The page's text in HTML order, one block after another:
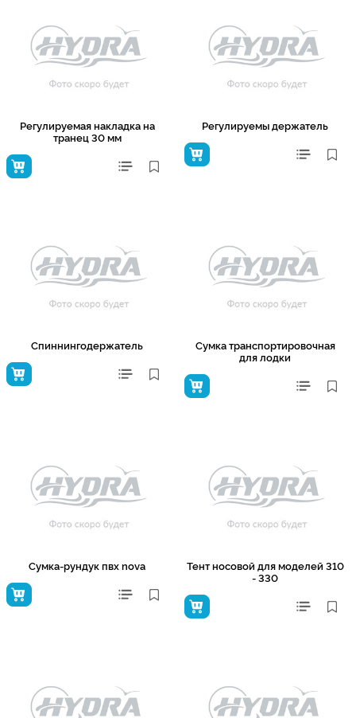
Регулируемая накладка на
транец 30 мм
Регулируемы держатель
Спиннингодержатель
Сумка транспортировочная
для лодки
Сумка-рундук пвх nova
Тент носовой для моделей 310
- 330